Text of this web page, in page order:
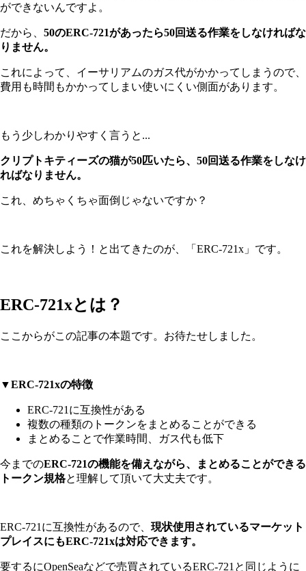
ができないんですよ。
だから、 50のERC-721があったら50回送る作業をしなければな
りません。
これによって、イーサリアムのガス代がかかってしまうので、
費用も時間もかかってしまい使いにくい側面があります。
もう少しわかりやすく言うと...
クリプトキティーズの猫が50匹いたら、50回送る作業をしなけ
ればなりません。
これ、めちゃくちゃ面倒じゃないですか？
これを解決しよう！と出てきたのが、「ERC-721x」です。
ERC-721xとは？
ここからがこの記事の本題です。お待たせしました。
▼ERC-721xの特徴
ERC-721に互換性がある
複数の種類のトークンをまとめることができる
まとめることで作業時間、ガス代も低下
今までのERC-721の機能を備えながら、まとめることができる
トークン規格と理解して頂いて大丈夫です。
ERC-721に互換性があるので、 現状使用されているマーケット
プレイスにもERC-721xは対応できます。
要するにOpenSeaなどで売買されているERC-721と同じように